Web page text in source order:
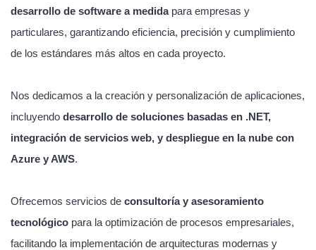
desarrollo de software a medidapara empresas y
particulares, garantizando eficiencia, precisión y cumplimiento
de los estándares más altos en cada proyecto.
Nos dedicamos a la creación y personalización de aplicaciones,
incluyendo desarrollo de soluciones basadas en .NET,
integración de servicios web, y despliegue en la nube con
Azure y AWS.
Ofrecemos servicios de consultoría y asesoramiento
tecnológico para la optimización de procesos empresariales,
facilitando la implementación de arquitecturas modernas y